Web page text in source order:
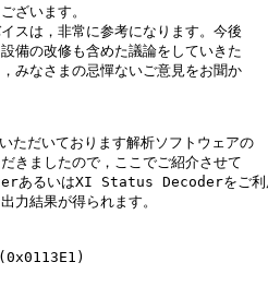
ざいます。
スは，非常に参考になります。今後
備の改修も含めた議論をしていきた
みなさまの忌憚ないご意見をお聞か
ただいております解析ソフトウェアの
きましたので，ここでご紹介させて
あるいはXI Status Decoderをご利
力結果が得られます。